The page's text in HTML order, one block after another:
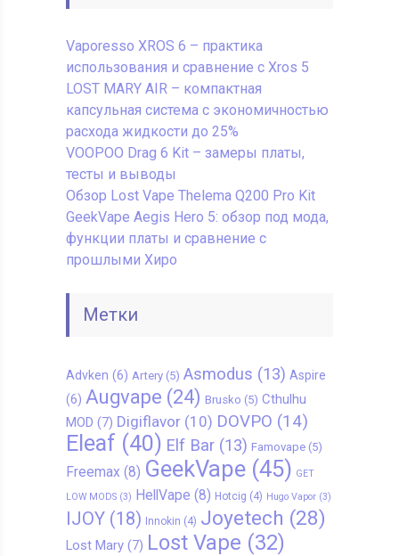
Vaporesso XROS 6 – практика
использования и сравнение с Xros 5
LOST MARY AIR – компактная
капсульная система с экономичностью
расхода жидкости до 25%
VOOPOO Drag 6 Kit – замеры платы,
тесты и выводы
Обзор Lost Vape Thelema Q200 Pro Kit
GeekVape Aegis Hero 5: обзор под мода,
функции платы и сравнение с
прошлыми Хиро
Метки
Advken (6) Artery(5) Asmodus (13) Aspire
(6) Augvape (24) Brusko (5) Cthulhu
MOD (7) Digiflavor(10) DOVPO (14)
Eleaf (40) Elf Bar(13) Famovape(5)
Freemax (8) GeekVape(45) GET
LOW MODS(3) HellVape (8) Hotcig (4) Hugo Vapor(3)
IJOY(18) Innokin (4) Joyetech (28)
Lost Mary(7) Lost Vape (32)